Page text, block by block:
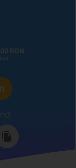
RON
: